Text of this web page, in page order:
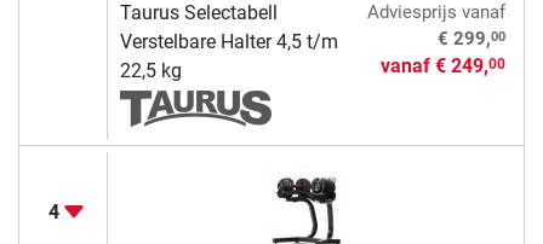
Taurus Selectabell
Verstelbare Halter 4,5 t/m
22,5 kg
Adviesprijs vanaf
€ 299,00
vanaf € 249,00
4